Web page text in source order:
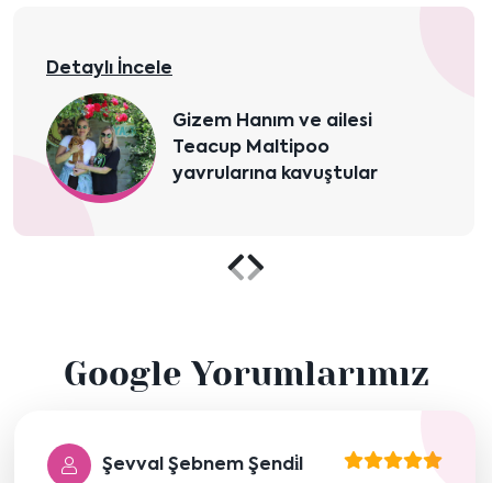
Detaylı İncele
Gizem Hanım ve ailesi
Teacup Maltipoo
yavrularına kavuştular
Önceki
göster
göster
Google Yorumlarımız
Şevval Şebnem Şendi̇l